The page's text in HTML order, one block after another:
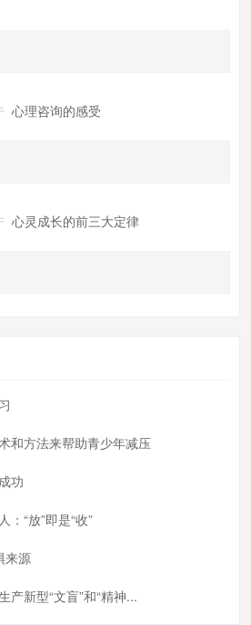
心理咨询的感受
心灵成长的前三大定律
和方法来帮助青少年减压
功
：“放”即是“收”
来源
产新型“文盲”和“精神...